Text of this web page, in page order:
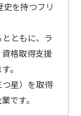
を持つフリ
ともに、ラ
格取得支援
。
星）を取得
です。